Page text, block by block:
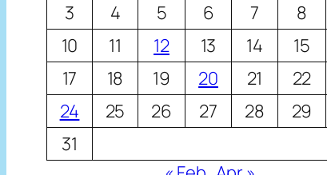
3
4 5 6 7 8
10
11 12 13 14 15
17
18 19 20 21 22
24
25 26 27 28 29
31